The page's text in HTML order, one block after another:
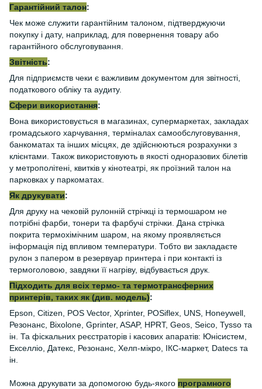
Гарантійний талон:
Чек може служити гарантійним талоном, підтверджуючи
покупку і дату, наприклад, для повернення товару або
гарантійного обслуговування.
Звітність:
Для підприємств чеки є важливим документом для звітності,
податкового обліку та аудиту.
Сфери використання:
Вона використовується в магазинах, супермаркетах, закладах
громадського харчування, терміналах самообслуговування,
банкоматах та інших місцях, де здійснюються розрахунки з
клієнтами. Також використовують в якості одноразових білетів
у метрополітені, квитків у кінотеатрі, як проїзний талон на
парковках у паркоматах.
Як друкувати:
Для друку на чековій рулонній стрічкці із термошаром не
потрібні фарби, тонери та фарбучі стрічки. Дана стрічка
покрита термохімічним шаром, на якому проявляється
інформація під впливом температури. Тобто ви закладаєте
рулон з папером в резервуар принтера і при контакті із
термоголовою, завдяки її нагріву, відбувається друк.
Підходить для всіх термо- та термотрансферних
принтерів, таких як (див. модель):
Epson, Citizen, POS Vector, Xprinter, POSiflex, UNS, Honeywell,
Резонанс, Bixolone, Gprinter, ASAP, HPRT, Geos, Seico, Tysso та
ін. Та фіскальних реєстраторів і касових апаратів: Юнісистем,
Екселліо, Датекс, Резонанс, Хелп-мікро, ІКС-маркет, Datecs та
ін.
Можна друкувати за допомогою будь-якого програмного